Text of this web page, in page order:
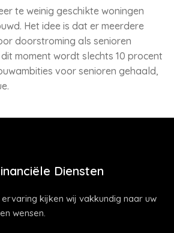
te weinig geschikte woningen
Het idee is dat er meerdere
doorstroming als senioren
moment wordt slechts 10 procent
voor senioren gehaald,
Diensten
kijken wij vakkundig naar uw
wensen.